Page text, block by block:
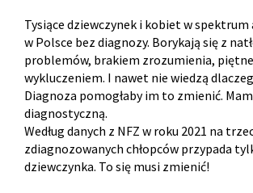
Tysiące dziewczynek i kobiet w spektrum
w Polsce bez diagnozy. Borykają się z
problemów, brakiem zrozumienia,
wykluczeniem. I nawet nie wiedzą
Diagnoza pomogłaby im to zmienić.
diagnostyczną.
Według danych z NFZ w roku 2021 na
zdiagnozowanych chłopców przypada
dziewczynka. To się musi zmienić!